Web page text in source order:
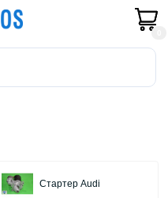
Стартер Audi